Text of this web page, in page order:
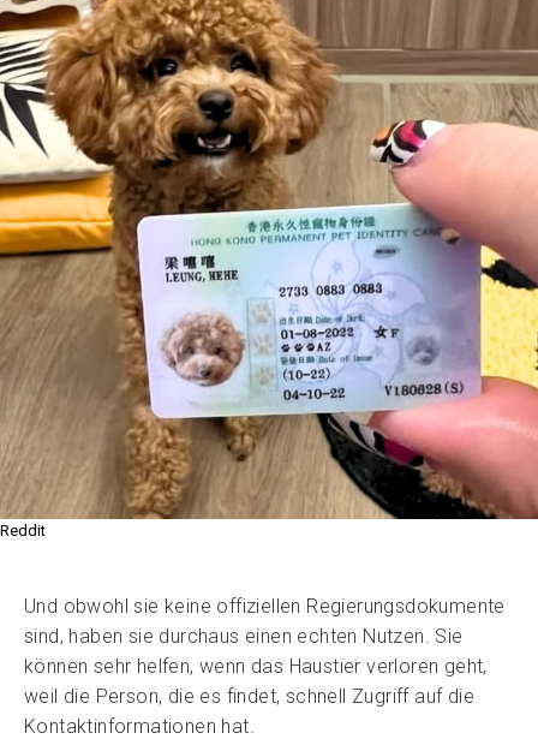
Reddit
Und obwohl sie keine offiziellen Regierungsdokumente
sind, haben sie durchaus einen echten Nutzen. Sie
können sehr helfen, wenn das Haustier verloren geht,
weil die Person, die es findet, schnell Zugriff auf die
Kontaktinformationen hat.